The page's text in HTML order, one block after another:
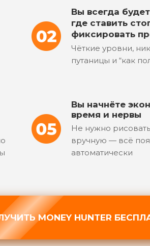
Вы всегда
где ставить
фиксировать
Чёткие уровни,
путаницы и “как
Вы начнёте
время и нервы
Не нужно
вручную — всё
автоматически
MONEY HUNTER